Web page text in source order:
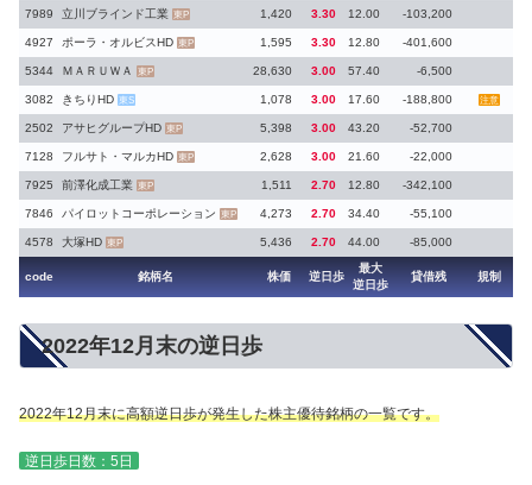
7989 立川ブラインド工業 東P 1,420 3.30 12.00 -103,200
4927 ポーラ・オルビスHD 東P 1,595 3.30 12.80 -401,600
5344 ＭＡＲＵＷＡ 東P 28,630 3.00 57.40 -6,500
3082 きちりHD 東S 1,078 3.00 17.60 -188,800 注意
2502 アサヒグループHD 東P 5,398 3.00 43.20 -52,700
7128 フルサト・マルカHD 東P 2,628 3.00 21.60 -22,000
7925 前澤化成工業 東P 1,511 2.70 12.80 -342,100
7846 パイロットコーポレーション 東P 4,273 2.70 34.40 -55,100
4578 大塚HD 東P 5,436 2.70 44.00 -85,000
code 銘柄名 株価 逆日歩
最大
逆日歩
貸借残 規制
2022年12月末の逆日歩
2022年12月末に高額逆日歩が発生した株主優待銘柄の一覧です。
逆日歩日数：5日